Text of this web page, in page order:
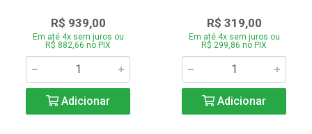
R$ 939,00
Em até 4x sem juros ou
R$ 882,66 no PIX
Adicionar
R$ 319,00
Em até 4x sem juros ou
R$ 299,86 no PIX
Adicionar